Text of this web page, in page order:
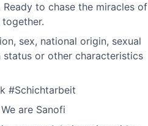
to chase the miracles of
together.
sex, national origin, sexual
or other characteristics
#Schichtarbeit
are Sanofi